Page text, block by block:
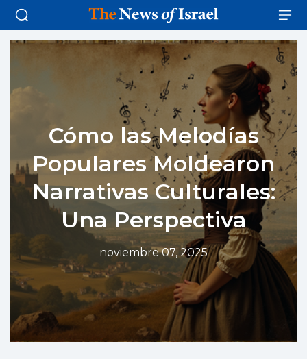
Cómo las Melodías
Populares Moldearon
Narrativas Culturales:
Una Perspectiva
noviembre 07, 2025